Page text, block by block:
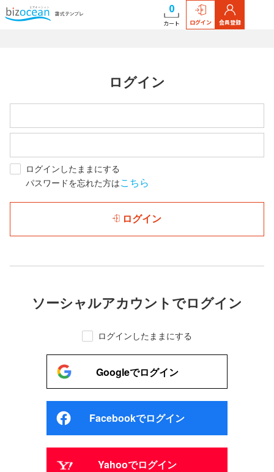
0
カート ログイン 会員登録
ログイン
ログインしたままにする
パスワードを忘れた方はこちら
ログイン
ソーシャルアカウントでログイン
ログインしたままにする
Googleでログイン
Facebookでログイン
Yahooでログイン